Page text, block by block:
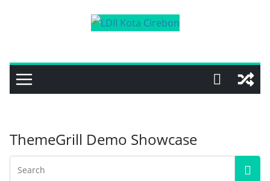
ThemeGrill Demo Showcase